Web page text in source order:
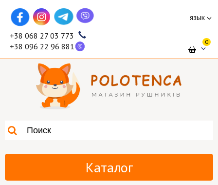
язык
+38 068 27 03 773
+38 096 22 96 881
0
Каталог